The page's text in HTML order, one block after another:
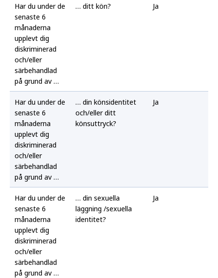
Har du under de
senaste 6
månaderna
upplevt dig
diskriminerad
och/eller
särbehandlad
på grund av …
… ditt kön? Ja
Har du under de
senaste 6
månaderna
upplevt dig
diskriminerad
och/eller
särbehandlad
på grund av …
… din könsidentitet
och/eller ditt
könsuttryck?
Ja
Har du under de
senaste 6
månaderna
upplevt dig
diskriminerad
och/eller
särbehandlad
på grund av …
… din sexuella
läggning /sexuella
identitet?
Ja